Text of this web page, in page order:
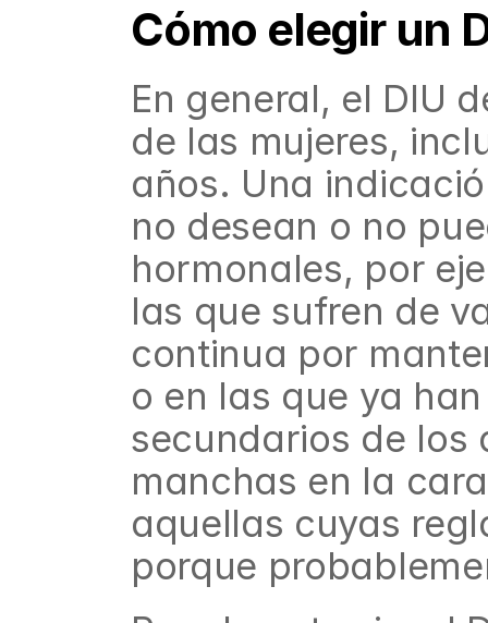
Cómo elegir un
En general, el DIU
de las mujeres,
años. Una
no desean o no
hormonales, por
las que sufren de
continua por
o en las que ya
secundarios de los
manchas en la
aquellas cuyas
porque